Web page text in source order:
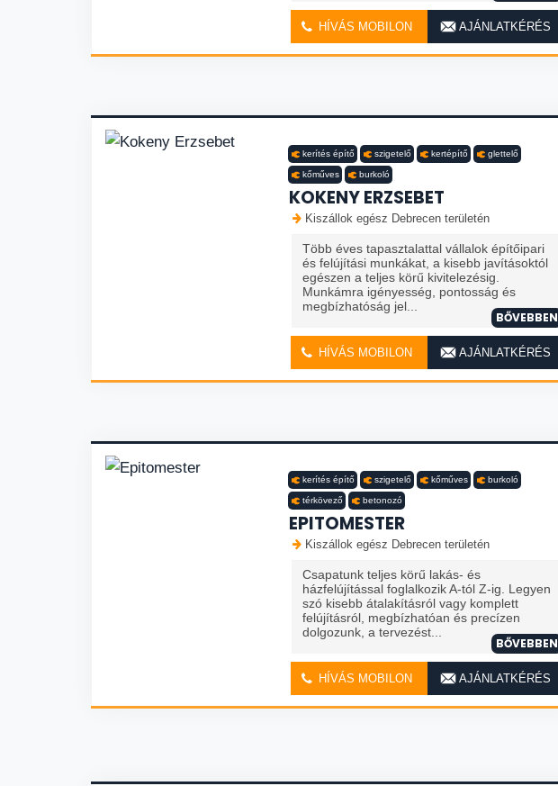
HÍVÁS MOBILON AJÁNLATKÉRÉS
kerítés építő szigetelő kertépítő glettelő
kőműves burkoló
KOKENY ERZSEBET
Kiszállok egész Debrecen területén
Több éves tapasztalattal vállalok építőipari
és felújítási munkákat, a kisebb javításoktól
egészen a teljes körű kivitelezésig.
Munkámra igényesség, pontosság és
megbízhatóság jel...
BŐVEBBEN
HÍVÁS MOBILON AJÁNLATKÉRÉS
kerítés építő szigetelő kőműves burkoló
térkövező betonozó
EPITOMESTER
Kiszállok egész Debrecen területén
Csapatunk teljes körű lakás- és
házfelújítással foglalkozik A-tól Z-ig. Legyen
szó kisebb átalakításról vagy komplett
felújításról, megbízhatóan és precízen
dolgozunk, a tervezést...
BŐVEBBEN
HÍVÁS MOBILON AJÁNLATKÉRÉS